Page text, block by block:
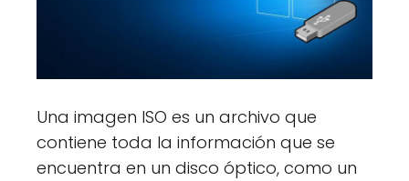
Una imagen ISO es un archivo que
contiene toda la información que se
encuentra en un disco óptico, como un